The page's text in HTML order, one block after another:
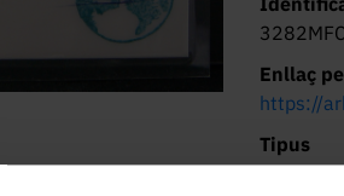
3282MFC
Enllaç
https://
Tipus
Targeta